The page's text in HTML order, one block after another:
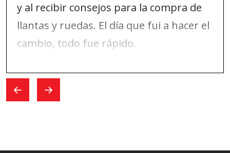
y al recibir consejos para la compra de
llantas y ruedas. El día que fui a hacer el
cambio, todo fue rápido.